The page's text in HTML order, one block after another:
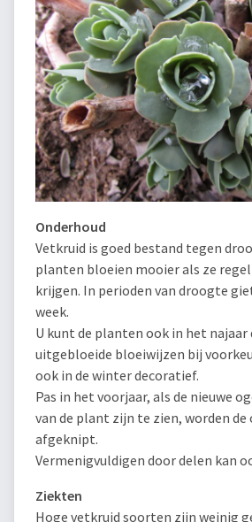
Onderhoud
Vetkruid is goed bestand tegen
planten bloeien mooier als ze
krijgen. In perioden van droogte
week.
U kunt de planten ook in het najaar
uitgebloeide bloeiwijzen bij
ook in de winter decoratief.
Pas in het voorjaar, als de nieuwe
van de plant zijn te zien, worden de
afgeknipt.
Vermenigvuldigen door delen kan
Ziekten
Hoge vetkruid soorten zijn weinig